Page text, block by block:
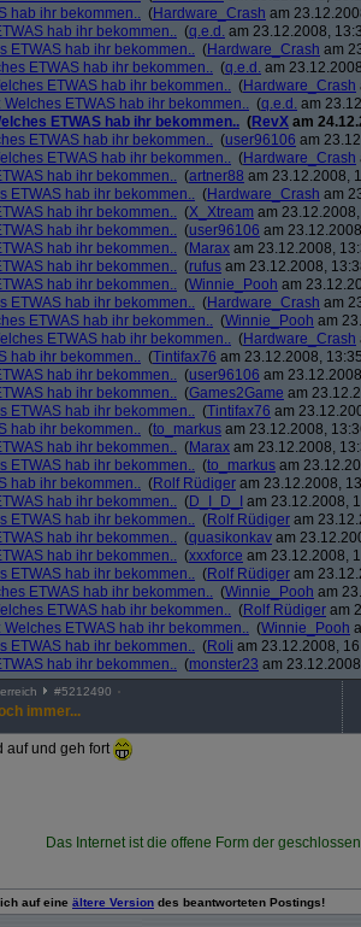
hab ihr bekommen.. (Hardware_Crash am
hab ihr bekommen.. (q.e.d. am 23.12.2008,
ETWAS hab ihr bekommen.. (Hardware_Crash am
ETWAS hab ihr bekommen.. (q.e.d. am
ETWAS hab ihr bekommen.. (Hardware_Crash
Welches ETWAS hab ihr bekommen.. (q.e.d. am
ETWAS hab ihr bekommen.. (RevX am
ETWAS hab ihr bekommen.. (user96106 am
ETWAS hab ihr bekommen.. (Hardware_Crash
hab ihr bekommen.. (artner88 am 23.12.2008,
ETWAS hab ihr bekommen.. (Hardware_Crash am
hab ihr bekommen.. (X_Xtream am
hab ihr bekommen.. (user96106 am
hab ihr bekommen.. (Marax am 23.12.2008,
hab ihr bekommen.. (rufus am 23.12.2008,
hab ihr bekommen.. (Winnie_Pooh am
ETWAS hab ihr bekommen.. (Hardware_Crash am
ETWAS hab ihr bekommen.. (Winnie_Pooh am
ETWAS hab ihr bekommen.. (Hardware_Crash
hab ihr bekommen.. (Tintifax76 am 23.12.2008,
hab ihr bekommen.. (user96106 am
hab ihr bekommen.. (Games2Game am
ETWAS hab ihr bekommen.. (Tintifax76 am
hab ihr bekommen.. (to_markus am 23.12.2008,
hab ihr bekommen.. (Marax am 23.12.2008,
ETWAS hab ihr bekommen.. (to_markus am
hab ihr bekommen.. (Rolf Rüdiger am 23.12.2008,
hab ihr bekommen.. (D_I_D_I
am 23.12.2008,
ETWAS hab ihr bekommen.. (Rolf Rüdiger am
hab ihr bekommen.. (quasikonkav am
hab ihr bekommen.. (xxxforce am 23.12.2008,
ETWAS hab ihr bekommen.. (Rolf Rüdiger am
ETWAS hab ihr bekommen.. (Winnie_Pooh am
ETWAS hab ihr bekommen.. (Rolf Rüdiger am
Welches ETWAS hab ihr bekommen.. (Winnie_Pooh
ETWAS hab ihr bekommen.. (Roli am 23.12.2008,
hab ihr bekommen.. (monster23 am
#5212490
immer...
auf und geh fort
Das Internet ist die offene Form der
auf eine ältere Version des beantworteten Postings!